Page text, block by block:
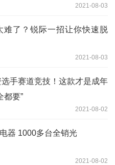
2021-08-03
难了？锐际一招让你快速脱
2021-08-03
手赛道竞技！这款才是成年
都要”
2021-08-02
器 1000多台全销光
2021-08-02